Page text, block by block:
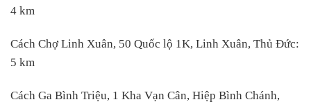
4 km
Cách Chợ Linh Xuân, 50 Quốc lộ 1K, Linh Xuân, Thủ Đức:
5 km
Cách Ga Bình Triệu, 1 Kha Vạn Cân, Hiệp Bình Chánh,